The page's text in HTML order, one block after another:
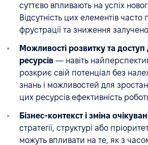
суттєво впливають на успіх
Відсутність цих елементів
фрустрації та зниження
Можливості розвитку та
ресурсів — навіть
розкриє свій потенціал без
знань і можливостей для
цих ресурсів ефективність
Бізнес-контекст і зміна
стратегії, структурі або
можуть впливати на те, як з